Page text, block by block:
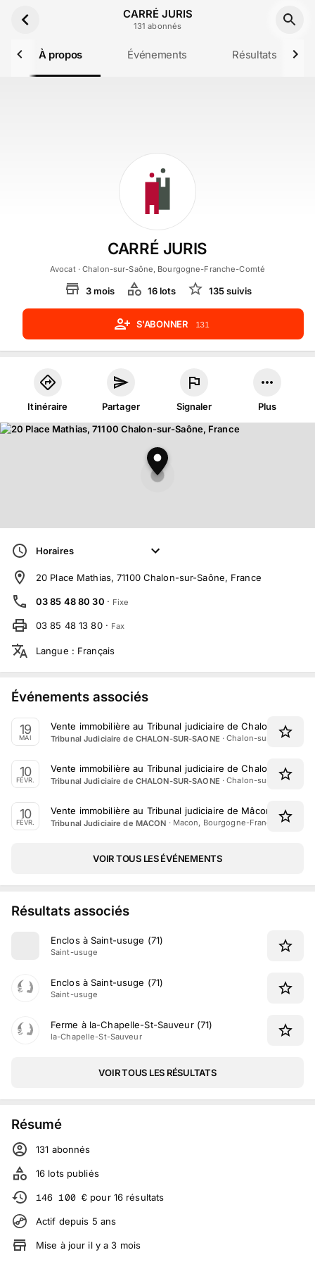
CARRÉ JURIS
131 abonnés
À propos Événements Résultats
CARRÉ JURIS
Avocat· Chalon-sur-Saône, Bourgogne-Franche-Comté
3 mois 16lots 135suivis
S'ABONNER 131
Itinéraire Partager Signaler Plus
Horaires
20 Place Mathias, 71100 Chalon-sur-Saône, France
03 85 48 80 30 · Fixe
03 85 48 13 80 · Fax
Langue : Français
Événements associés
19
MAI
Vente immobilière au Tribunal judiciaire de Chalon-sur-
Tribunal Judiciaire de CHALON-SUR-SAONE ·Chalon-sur-Saône,
10
FÉVR.
Vente immobilière au Tribunal judiciaire de Chalon-sur-
Tribunal Judiciaire de CHALON-SUR-SAONE ·Chalon-sur-Saône,
10
FÉVR.
Vente immobilière au Tribunal judiciaire de Mâcon le 10
Tribunal Judiciaire de MACON · Macon, Bourgogne-Franche-Comté
VOIR TOUS LES ÉVÉNEMENTS
Résultats associés
Enclos à Saint-usuge (71)
Saint-usuge
Enclos à Saint-usuge (71)
Saint-usuge
Ferme à la-Chapelle-St-Sauveur (71)
la-Chapelle-St-Sauveur
VOIR TOUS LES RÉSULTATS
Résumé
131 abonnés
16 lots publiés
146 100 € pour 16 résultats
Actif depuis 5 ans
Mise à jour il y a 3 mois